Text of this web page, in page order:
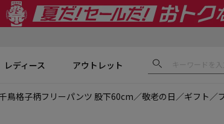
レディース アウトレット
鳥格子柄フリーパンツ 股下60cm／敬老の日／ギフト／